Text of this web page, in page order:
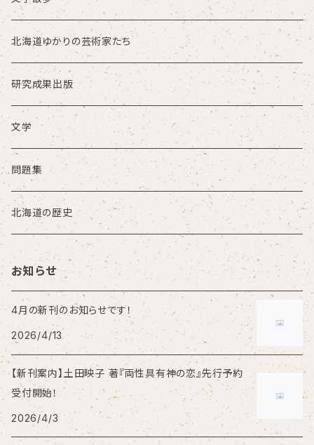
北海道ゆかりの芸術家たち
研究成果出版
文学
問題集
北海道の歴史
お知らせ
4月の新刊のお知らせです！
2026/4/13
【新刊案内】土田映子 著『両性具有神の恋』先行予約
受付開始！
2026/4/3